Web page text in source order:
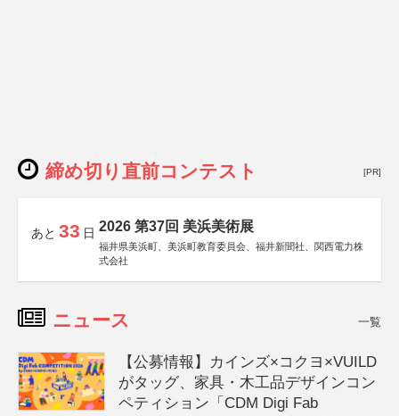
締め切り直前コンテスト [PR]
あと 33 日 2026 第37回 美浜美術展
福井県美浜町、美浜町教育委員会、福井新聞社、関西電力株
式会社
ニュース 一覧
【公募情報】カインズ×コクヨ×VUILD
がタッグ、家具・木工品デザインコン
ペティション「CDM Digi Fab